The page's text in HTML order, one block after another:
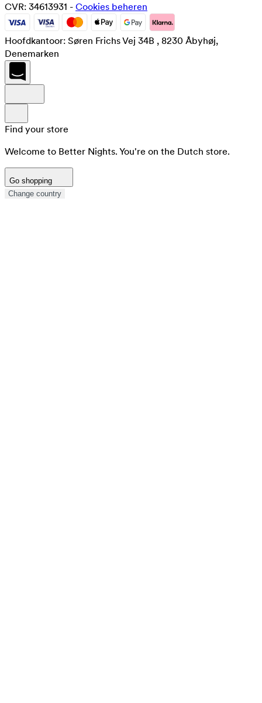
CVR: 34613931 - Cookies beheren
Hoofdkantoor: Søren Frichs Vej 34B , 8230 Åbyhøj,
Denemarken
Find your store
Welcome to Better Nights. You're on the Dutch store.
Go shopping
Change country